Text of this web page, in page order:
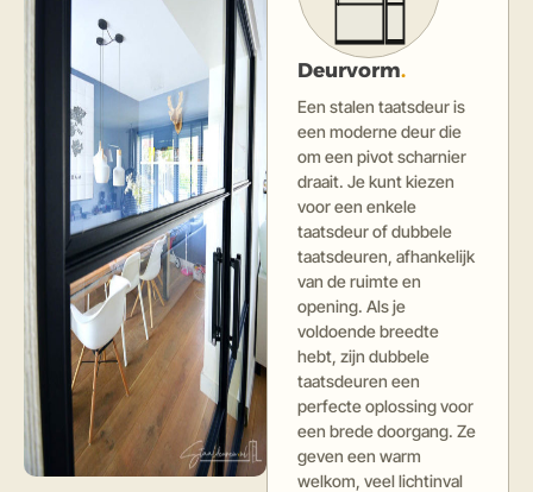
Deurvorm.
Een stalen taatsdeur is
een moderne deur die
om een pivot scharnier
draait. Je kunt kiezen
voor een enkele
taatsdeur of dubbele
taatsdeuren, afhankelijk
van de ruimte en
opening. Als je
voldoende breedte
hebt, zijn dubbele
taatsdeuren een
perfecte oplossing voor
een brede doorgang. Ze
geven een warm
welkom, veel lichtinval